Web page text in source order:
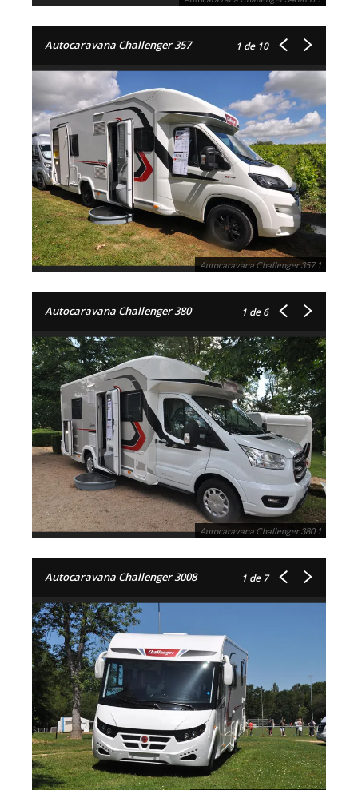
Autocaravana Challenger 357 1 de 10
Autocaravana Challenger 357 1
Autocaravana Challenger 380 1 de 6
Autocaravana Challenger 380 1
Autocaravana Challenger 3008 1 de 7